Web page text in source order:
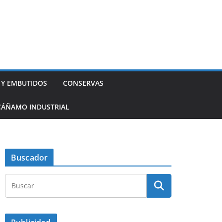
EMBUTIDOS CONSERVAS
INDUSTRIAL
Buscador